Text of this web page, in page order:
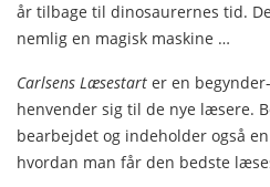
år tilbage til dinosaurernes tid.
nemlig en magisk maskine …
Carlsens Læsestart er en
henvender sig til de nye læsere.
bearbejdet og indeholder også
hvordan man får den bedste